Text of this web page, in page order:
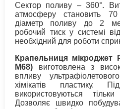
Сектор поливу – 360°.
атмосферу становить
діаметр поливу до 2
робочий тиск у системі
необхідний для роботи
Крапельниця мікроджет
M68) виготовлена ​​з
впливу
хімікатів пластику.
використовуються
Дозволяє швидко